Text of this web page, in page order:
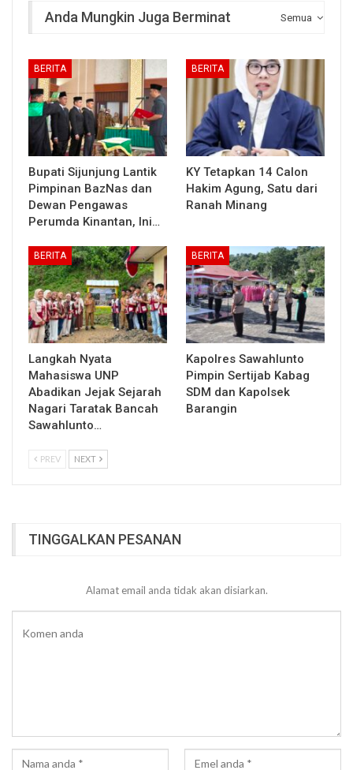
Semua
Anda Mungkin Juga Berminat
BERITA
Bupati Sijunjung Lantik
Pimpinan BazNas dan
Dewan Pengawas
Perumda Kinantan, Ini…
BERITA
KY Tetapkan 14 Calon
Hakim Agung, Satu dari
Ranah Minang
BERITA
Langkah Nyata
Mahasiswa UNP
Abadikan Jejak Sejarah
Nagari Taratak Bancah
Sawahlunto…
BERITA
Kapolres Sawahlunto
Pimpin Sertijab Kabag
SDM dan Kapolsek
Barangin
PREV NEXT
TINGGALKAN PESANAN
Alamat email anda tidak akan disiarkan.